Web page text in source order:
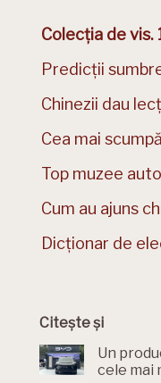
Colecția de vis.
Predicții
Chinezii dau
Cea mai
Top muzee
Cum au ajuns
Dicționar de
Citește și
Un
cele mai